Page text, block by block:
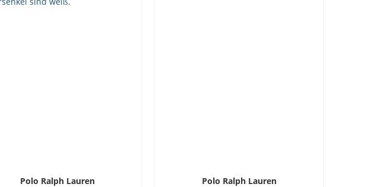
Polo Ralph Lauren
Polo Ralph Lauren